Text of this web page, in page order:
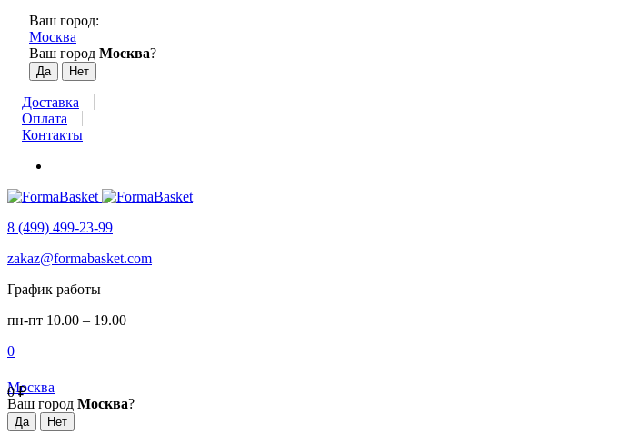
Ваш город:
Москва
Ваш город Москва?
Доставка
Оплата
Контакты
8 (499) 499-23-99
zakaz@formabasket.com
График работы
пн-пт 10.00 – 19.00
0
0₽
Москва
Ваш город Москва?